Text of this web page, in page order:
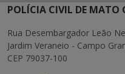
POLÍCIA CIVIL DE MATO
Rua Desembargador Leão
Jardim Veraneio - Campo
CEP 79037-100